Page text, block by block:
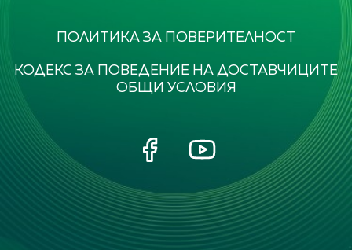
ПОЛИТИКА ЗА ПОВЕРИТЕЛНОСТ
КОДЕКС ЗА ПОВЕДЕНИЕ НА ДОСТАВЧИЦИТЕ
ОБЩИ УСЛОВИЯ